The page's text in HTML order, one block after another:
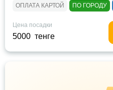
ОПЛАТА КАРТОЙ ПО ГОРОДУ
Цена посадки
5000 тенге